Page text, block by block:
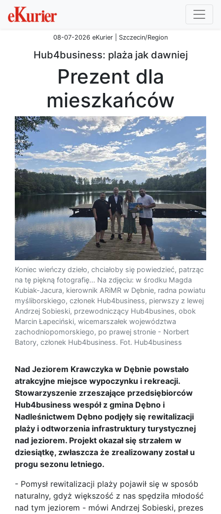
08-07-2026 eKurier | Szczecin/Region
Hub4business: plaża jak dawniej
Prezent dla
mieszkańców
Koniec wieńczy dzieło, chciałoby się powiedzieć, patrząc
na tę piękną fotografię... Na zdjęciu: w środku Magda
Kubiak-Jacura, kierownik ARiMR w Dębnie, radna powiatu
myśliborskiego, członek Hub4business, pierwszy z lewej
Andrzej Sobieski, przewodniczący Hub4busines, obok
Marcin Łapeciński, wicemarszałek województwa
zachodniopomorskiego, po prawej stronie - Norbert
Batory, członek Hub4business. Fot. Hub4business
Nad Jeziorem Krawczyka w Dębnie powstało
atrakcyjne miejsce wypoczynku i rekreacji.
Stowarzyszenie zrzeszające przedsiębiorców
Hub4business wespół z gmina Dębno i
Nadleśnictwem Dębno podjęły się rewitalizacji
plaży i odtworzenia infrastruktury turystycznej
nad jeziorem. Projekt okazał się strzałem w
dziesiątkę, zwłaszcza że zrealizowany został u
progu sezonu letniego.
- Pomysł rewitalizacji plaży pojawił się w sposób
naturalny, gdyż większość z nas spędziła młodość
nad tym jeziorem - mówi Andrzej Sobieski, prezes